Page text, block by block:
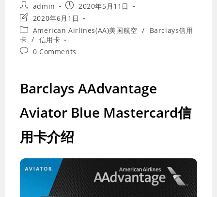
Post
author:
admin
Post
published:
2020年5月11日
Post
last
modified:
2020年6月1日
Post
category:
American Airlines(AA)美国航空 /
Barclays信用
卡 / 信用卡
Post0 Comments
Barclays AAdvantage
Aviator Blue Mastercard信
用卡介绍